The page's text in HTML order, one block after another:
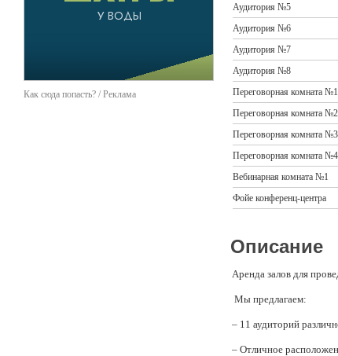
Как сюда попасть? / Реклама
Аудитория №5
Аудитория №6
Аудитория №7
Аудитория №8
Переговорная комната №1
Переговорная комната №2
Переговорная комната №3
Переговорная комната №4
Вебинарная комната №1
Фойе конференц-центра
Описание
Аренда залов для
Мы предлагаем:
– 11 аудиторий
– Отличное